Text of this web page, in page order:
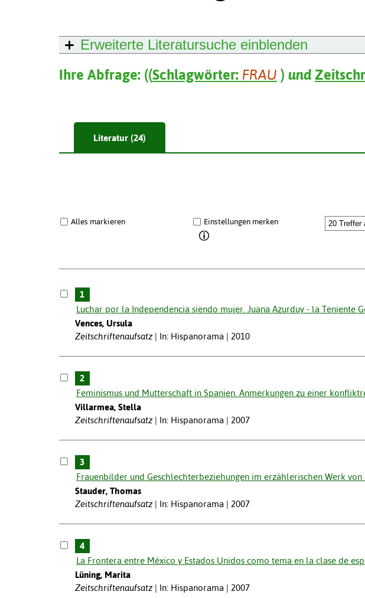
Erweiterte Literatursuche einblenden
Ihre Abfrage: ((Schlagwörter: FRAU ) und
Literatur (24)
Alles markieren Einstellungen merken
1
Luchar por la Independencia siendo mujer. Juana Azurduy - la Teniente
Vences, Ursula
Zeitschriftenaufsatz
In: Hispanorama | 2010
2
Feminismus und Mutterschaft in Spanien. Anmerkungen zu einer
Villarmea, Stella
Zeitschriftenaufsatz
In: Hispanorama | 2007
3
Frauenbilder und Geschlechterbeziehungen im erzählerischen Werk von
Stauder, Thomas
Zeitschriftenaufsatz
In: Hispanorama | 2007
4
La Frontera entre México y Estados Unidos como tema en la clase de
Lüning, Marita
Zeitschriftenaufsatz
In: Hispanorama | 2007